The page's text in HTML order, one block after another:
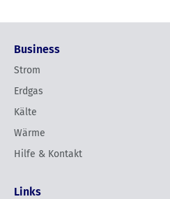
Business
Strom
Erdgas
Kälte
Wärme
Hilfe & Kontakt
Links